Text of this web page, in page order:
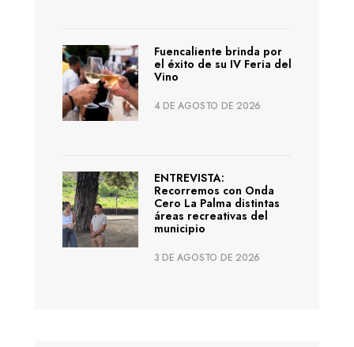
Fuencaliente brinda por
el éxito de su IV Feria del
Vino
4 DE AGOSTO DE 2026
ENTREVISTA:
Recorremos con Onda
Cero La Palma distintas
áreas recreativas del
municipio
3 DE AGOSTO DE 2026